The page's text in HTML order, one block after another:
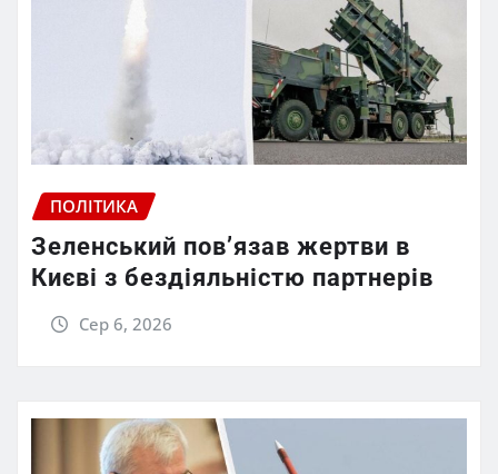
ПОЛІТИКА
Зеленський пов’язав жертви в
Києві з бездіяльністю партнерів
Сер 6, 2026